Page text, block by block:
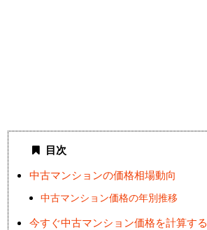
目次
中古マンションの価格相場動向
中古マンション価格の年別推移
今すぐ中古マンション価格を計算する